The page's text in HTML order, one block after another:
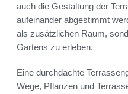
auch die Gestaltung der
aufeinander abgestimmt
als zusätzlichen Raum,
Gartens zu erleben.
Eine durchdachte
Wege, Pflanzen und